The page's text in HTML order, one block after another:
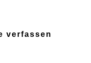
verfassen